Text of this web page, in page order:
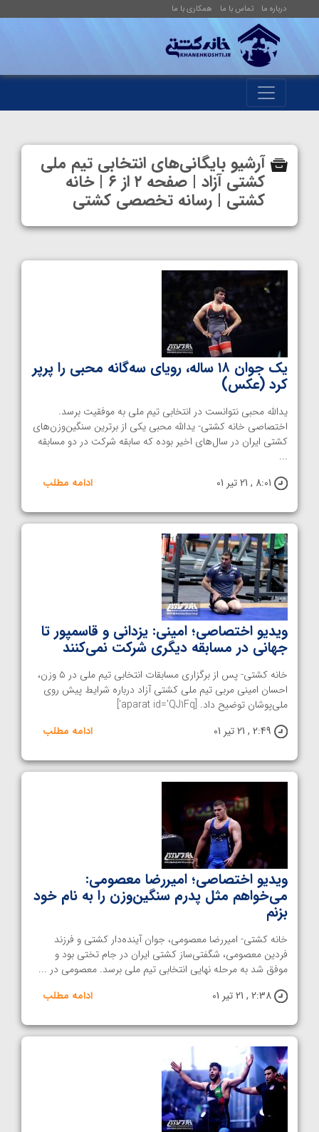
درباره ما تماس با ما همکاری با ما
آرشیو بایگانی‌های انتخابی تیم ملی
کشتی آزاد | صفحه ۲ از ۶ | خانه
کشتی | رسانه تخصصی کشتی
یک جوان ۱۸ ساله، رویای سه‌گانه محبی را پرپر
کرد (عکس)
یدالله محبی نتوانست در انتخابی تیم ملی به موفقیت برسد.
اختصاصی خانه کشتی- یدالله محبی یکی از برترین سنگین‌وزن‌های
کشتی ایران در سال‌های اخیر بوده که سابقه شرکت در دو مسابقه
...
8:01 , 21 تیر 01
ادامه مطلب
ویدیو اختصاصی؛ امینی: یزدانی و قاسمپور تا
جهانی در مسابقه دیگری شرکت نمی‌کنند
خانه کشتی- پس از برگزاری مسابقات انتخابی تیم ملی در ۵ وزن،
احسان امینی مربی تیم ملی کشتی آزاد درباره شرایط پیش روی
ملی‌پوشان توضیح داد. [aparat id='QJ1Fq']
2:49 , 21 تیر 01
ادامه مطلب
ویدیو اختصاصی؛ امیررضا معصومی:
می‌خواهم مثل پدرم سنگین‌وزن را به نام خود
بزنم
خانه کشتی- امیررضا معصومی، جوان آینده‌دار کشتی و فرزند
فردین معصومی، شگفتی‌ساز کشتی ایران در جام تختی بود و
موفق شد به مرحله نهایی انتخابی تیم ملی برسد. معصومی در ...
2:38 , 21 تیر 01
ادامه مطلب